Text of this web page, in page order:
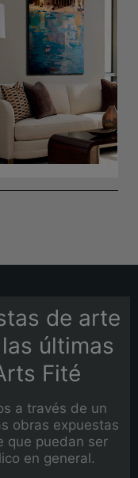
de arte
últimas
Fité
a través de un
obras expuestas
que puedan ser
en general.